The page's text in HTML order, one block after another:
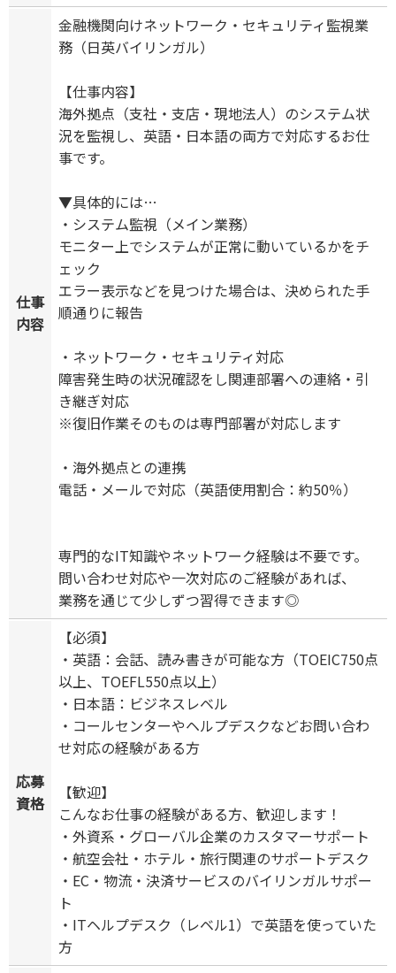
仕事
内容
金融機関向けネットワーク・セキュリティ監視業
務（日英バイリンガル）
【仕事内容】
海外拠点（支社・支店・現地法人）のシステム状
況を監視し、英語・日本語の両方で対応するお仕
事です。
▼具体的には…
・システム監視（メイン業務）
モニター上でシステムが正常に動いているかをチ
ェック
エラー表示などを見つけた場合は、決められた手
順通りに報告
・ネットワーク・セキュリティ対応
障害発生時の状況確認をし関連部署への連絡・引
き継ぎ対応
※復旧作業そのものは専門部署が対応します
・海外拠点との連携
電話・メールで対応（英語使用割合：約50％）
専門的なIT知識やネットワーク経験は不要です。
問い合わせ対応や一次対応のご経験があれば、
業務を通じて少しずつ習得できます◎
応募
資格
【必須】
・英語：会話、読み書きが可能な方（TOEIC750点
以上、TOEFL550点以上）
・日本語：ビジネスレベル
・コールセンターやヘルプデスクなどお問い合わ
せ対応の経験がある方
【歓迎】
こんなお仕事の経験がある方、歓迎します！
・外資系・グローバル企業のカスタマーサポート
・航空会社・ホテル・旅行関連のサポートデスク
・EC・物流・決済サービスのバイリンガルサポー
ト
・ITヘルプデスク（レベル1）で英語を使っていた
方